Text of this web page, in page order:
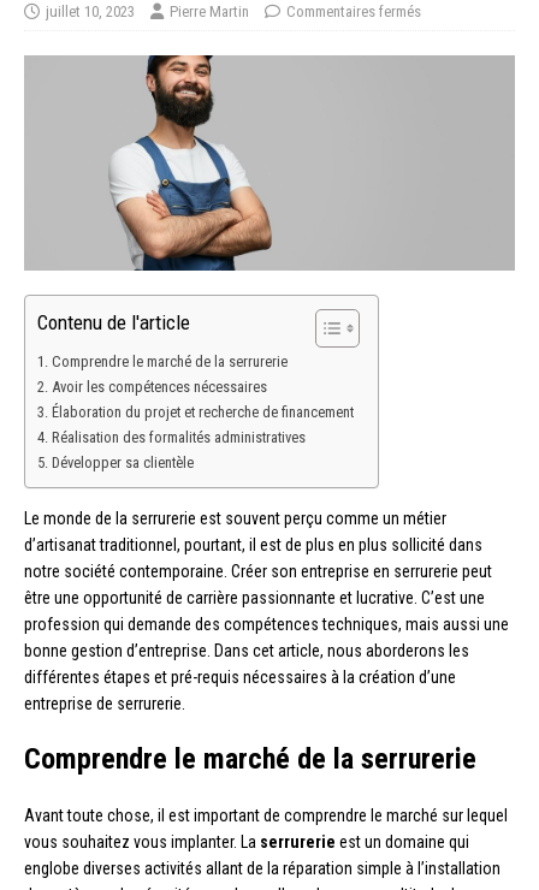
juillet 10, 2023 Pierre Martin Commentaires fermés
Contenu de l'article
Comprendre le marché de la serrurerie
Avoir les compétences nécessaires
Élaboration du projet et recherche de financement
Réalisation des formalités administratives
Développer sa clientèle
Le monde de la serrurerie est souvent perçu comme un métier
d’artisanat traditionnel, pourtant, il est de plus en plus sollicité dans
notre société contemporaine. Créer son entreprise en serrurerie peut
être une opportunité de carrière passionnante et lucrative. C’est une
profession qui demande des compétences techniques, mais aussi une
bonne gestion d’entreprise. Dans cet article, nous aborderons les
différentes étapes et pré-requis nécessaires à la création d’une
entreprise de serrurerie.
Comprendre le marché de la serrurerie
Avant toute chose, il est important de comprendre le marché sur lequel
vous souhaitez vous implanter. La serrurerie est un domaine qui
englobe diverses activités allant de la réparation simple à l’installation